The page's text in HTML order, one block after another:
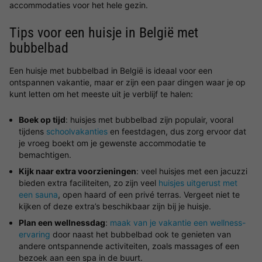
accommodaties voor het hele gezin.
Tips voor een huisje in België met
bubbelbad
Een huisje met bubbelbad in België is ideaal voor een
ontspannen vakantie, maar er zijn een paar dingen waar je op
kunt letten om het meeste uit je verblijf te halen:
Boek op tijd: huisjes met bubbelbad zijn populair, vooral
tijdens schoolvakanties en feestdagen, dus zorg ervoor dat
je vroeg boekt om je gewenste accommodatie te
bemachtigen.
Kijk naar extra voorzieningen: veel huisjes met een jacuzzi
bieden extra faciliteiten, zo zijn veel huisjes uitgerust met
een sauna, open haard of een privé terras. Vergeet niet te
kijken of deze extra’s beschikbaar zijn bij je huisje.
Plan een wellnessdag: maak van je vakantie een wellness-
ervaring door naast het bubbelbad ook te genieten van
andere ontspannende activiteiten, zoals massages of een
bezoek aan een spa in de buurt.